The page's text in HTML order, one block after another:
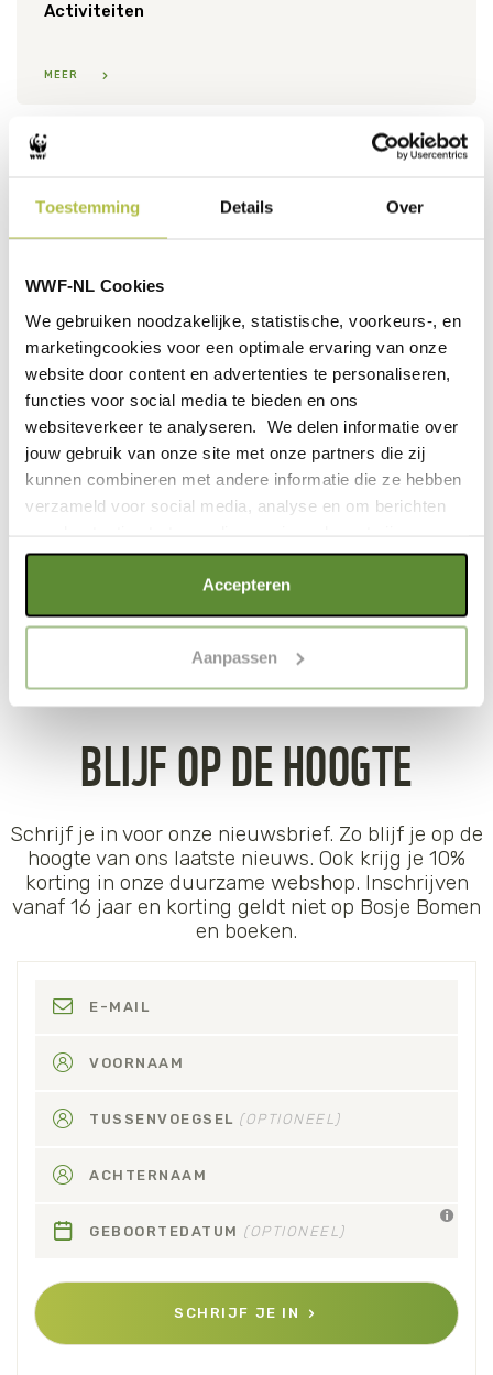
Toestemming Details Over
WWF-NL Cookies
We gebruiken noodzakelijke, statistische, voorkeurs-, en
marketingcookies voor een optimale ervaring van onze
website door content en advertenties te personaliseren,
functies voor social media te bieden en ons
websiteverkeer te analyseren. We delen informatie over
jouw gebruik van onze site met onze partners die zij
kunnen combineren met andere informatie die ze hebben
verzameld voor social media, analyse en om berichten
Als je op "Alle cookies accepteren" klikt, ga je akkoord
met een optimaal gebruik van de website. Als je niet alle
"selectie toestaan" of "alleen noodzakelijke cookies", wat
wel gevolgen kan hebben voor de gebruiksvriendelijkheid
op "Cookie instellingen". Lees voor meer informatie
Cookie Policy
Accepteren
Aanpassen
Activiteiten
MEER
Living Planet Report
MEER
MEER
BLIJF OP DE HOOGTE
Schrijf je in voor onze nieuwsbrief. Zo blijf je op de
hoogte van ons laatste nieuws. Ook krijg je 10%
korting in onze duurzame webshop. Inschrijven
vanaf 16 jaar en korting geldt niet op Bosje Bomen
en boeken.
E-MAIL
VOORNAAM
TUSSENVOEGSEL (OPTIONEEL)
ACHTERNAAM
GEBOORTEDATUM (OPTIONEEL)
SCHRIJF JE IN